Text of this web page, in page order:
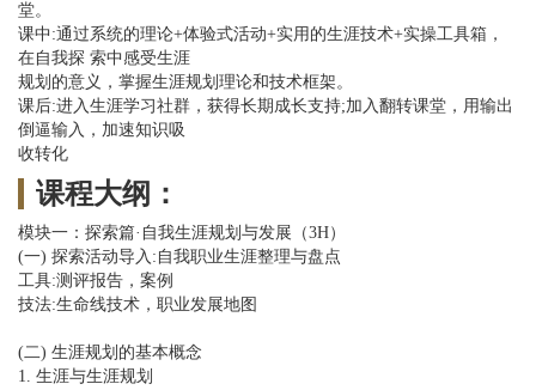
堂。
课中:通过系统的理论+体验式活动+实用的生涯技术+实操工具箱，
在自我探 索中感受生涯
规划的意义，掌握生涯规划理论和技术框架。
课后:进入生涯学习社群，获得长期成长支持;加入翻转课堂，用输出
倒逼输入，加速知识吸
收转化
课程大纲：
模块一：探索篇·自我生涯规划与发展（3H）
(一) 探索活动导入:自我职业生涯整理与盘点
工具:测评报告，案例
技法:生命线技术，职业发展地图
(二) 生涯规划的基本概念
1. 生涯与生涯规划